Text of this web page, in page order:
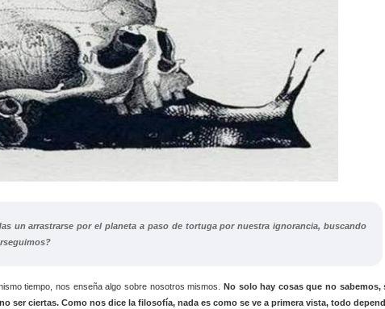
un arrastrarse por el planeta a paso de tortuga por nuestra ignorancia, buscando
tiempo, nos enseña algo sobre nosotros mismos. No solo hay cosas que no sabemos,
ser ciertas. Como nos dice la filosofía, nada es como se ve a primera vista, todo